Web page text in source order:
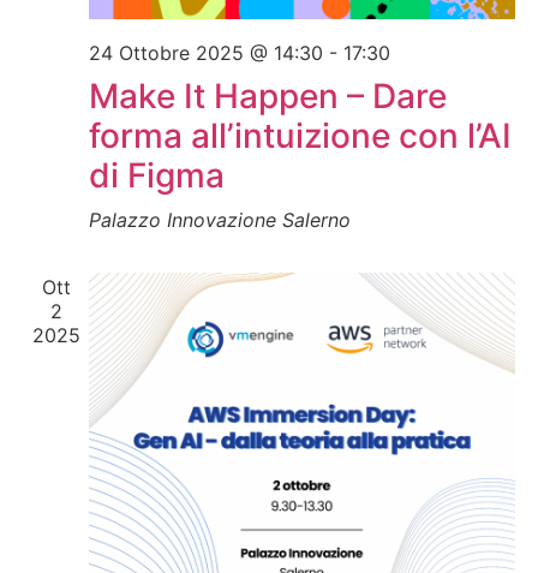
24 Ottobre 2025 @ 14:30 - 17:30
Make It Happen – Dare
forma all’intuizione con l’AI
di Figma
Palazzo Innovazione Salerno
Ott
2
2025